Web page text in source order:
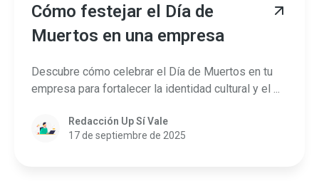
Cómo festejar el Día de
Muertos en una empresa
Descubre cómo celebrar el Día de Muertos en tu
empresa para fortalecer la identidad cultural y el ...
Redacción Up Sí Vale
17 de septiembre de 2025